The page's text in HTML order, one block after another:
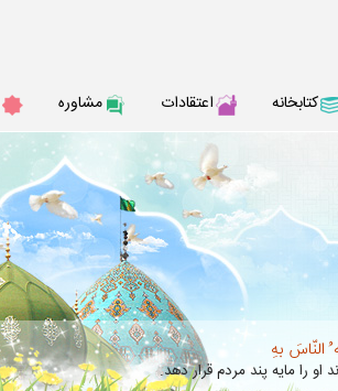
كتابخانه اعتقادات مشاوره
النّاسَ بهِ
او را مايه پند مردم قرار دهد.